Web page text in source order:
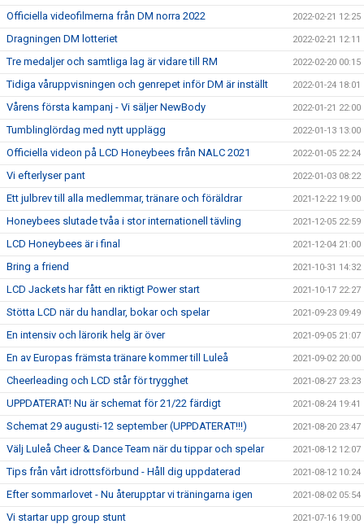
Officiella videofilmerna från DM norra 2022 2022-02-21 12:25
Dragningen DM lotteriet 2022-02-21 12:11
Tre medaljer och samtliga lag är vidare till RM 2022-02-20 00:15
Tidiga våruppvisningen och genrepet inför DM är inställt 2022-01-24 18:01
Vårens första kampanj - Vi säljer NewBody 2022-01-21 22:00
Tumblinglördag med nytt upplägg 2022-01-13 13:00
Officiella videon på LCD Honeybees från NALC 2021 2022-01-05 22:24
Vi efterlyser pant 2022-01-03 08:22
Ett julbrev till alla medlemmar, tränare och föräldrar 2021-12-22 19:00
Honeybees slutade tvåa i stor internationell tävling 2021-12-05 22:59
LCD Honeybees är i final 2021-12-04 21:00
Bring a friend 2021-10-31 14:32
LCD Jackets har fått en riktigt Power start 2021-10-17 22:27
Stötta LCD när du handlar, bokar och spelar 2021-09-23 09:49
En intensiv och lärorik helg är över 2021-09-05 21:07
En av Europas främsta tränare kommer till Luleå 2021-09-02 20:00
Cheerleading och LCD står för trygghet 2021-08-27 23:23
UPPDATERAT! Nu är schemat för 21/22 färdigt 2021-08-24 19:41
Schemat 29 augusti-12 september (UPPDATERAT!!!) 2021-08-20 23:47
Välj Luleå Cheer & Dance Team när du tippar och spelar 2021-08-12 12:07
Tips från vårt idrottsförbund - Håll dig uppdaterad 2021-08-12 10:24
Efter sommarlovet - Nu återupptar vi träningarna igen 2021-08-02 05:54
Vi startar upp group stunt 2021-07-16 19:00